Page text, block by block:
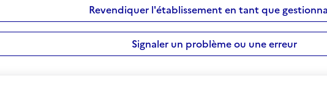
Revendiquer l'établissement en tant que
Signaler un problème ou une erreur